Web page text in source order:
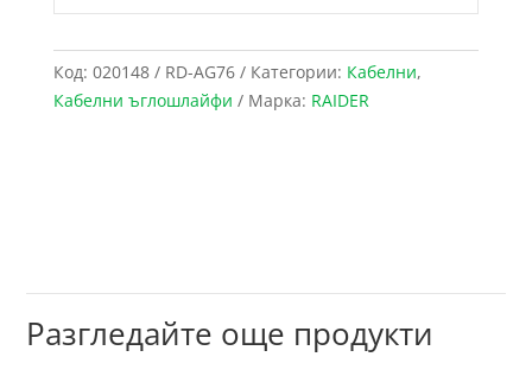
Код: 020148 / RD-AG76 Категории: Кабелни,
Кабелни ъглошлайфи
Марка: RAIDER
Разгледайте още продукти